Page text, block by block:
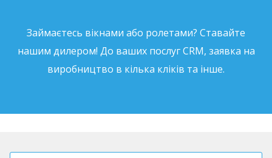
Займаєтесь вікнами або ролетами? Ставайте
нашим дилером! До ваших послуг CRM, заявка на
виробництво в кілька кліків та інше.